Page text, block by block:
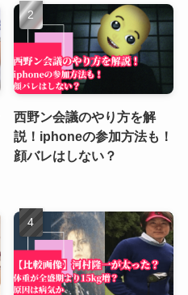
西野ン会議のやり方を解
説！iphoneの参加方法も！
顔バレはしない？